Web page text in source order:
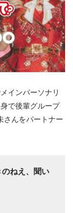
インパーソナリ
で後輩グループ
さんをパートナー
ねえ、聞い